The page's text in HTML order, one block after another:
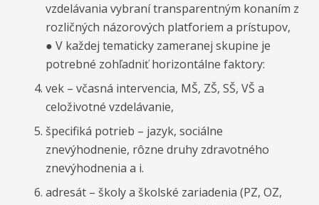
vzdelávania vybraní transparentným konaním z
rozličných názorových platforiem a prístupov,
● V každej tematicky zameranej skupine je
potrebné zohľadniť horizontálne faktory:
vek – včasná intervencia, MŠ, ZŠ, SŠ, VŠ a
celoživotné vzdelávanie,
špecifiká potrieb – jazyk, sociálne
znevýhodnenie, rôzne druhy zdravotného
znevýhodnenia a i.
adresát – školy a školské zariadenia (PZ, OZ,